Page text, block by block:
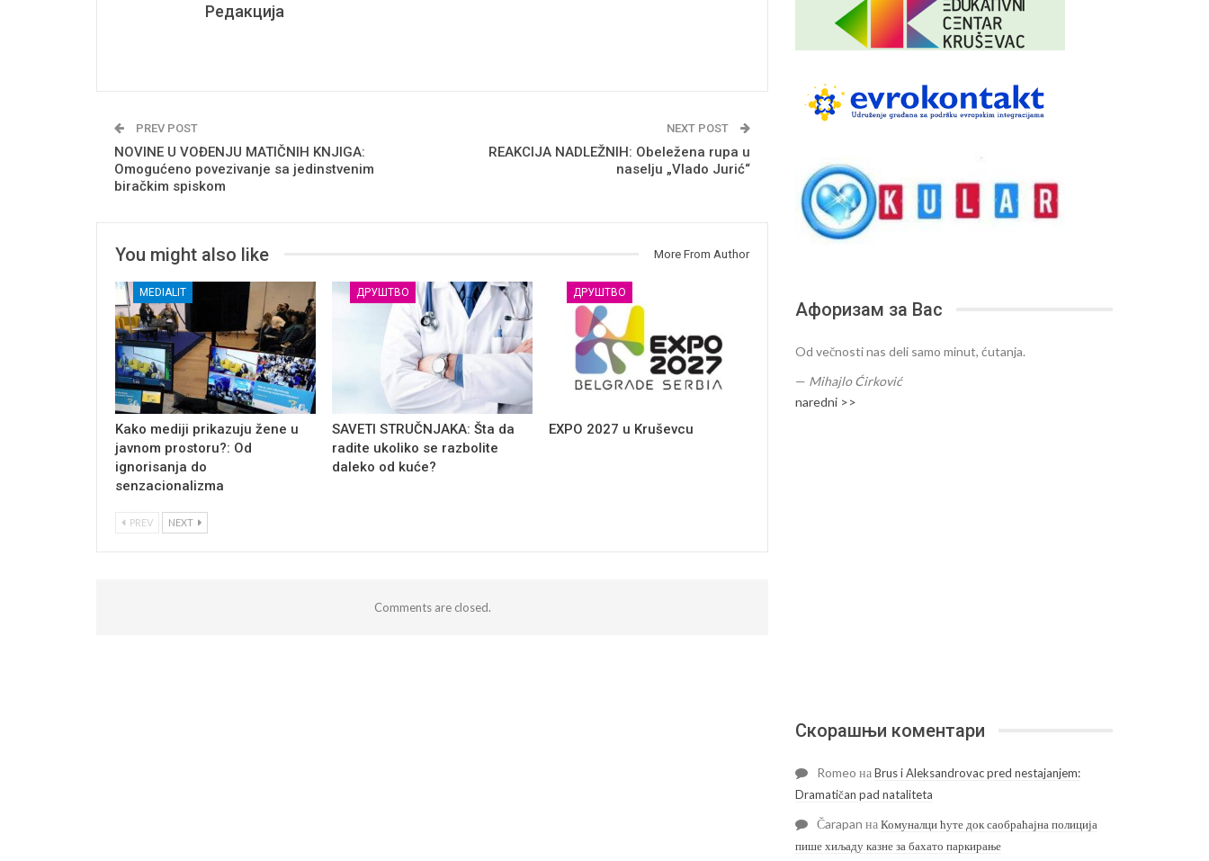
Редакција
PREV POST
NOVINE U VOĐENJU MATIČNIH KNJIGA:
Omogućeno povezivanje sa jedinstvenim
biračkim spiskom
NEXT POST
REAKCIJA NADLEŽNIH: Obeležena rupa u
naselju „Vlado Jurić“
You might also like More From Author
MEDIALIT
Kako mediji prikazuju žene u
javnom prostoru?: Od
ignorisanja do
senzacionalizma
ДРУШТВО
SAVETI STRUČNJAKA: Šta da
radite ukoliko se razbolite
daleko od kuće?
ДРУШТВО
EXPO 2027 u Kruševcu
PREV NEXT
Comments are closed.
Афоризам за Вас
Od večnosti nas deli samo minut, ćutanja.
— Mihajlo Ćirković
naredni >>
Скорашњи коментари
Romeo наBrus i Aleksandrovac pred nestajanjem:
Dramatičan pad nataliteta
Čarapan наКомуналци ћуте док саобраћајна полиција
пише хиљаду казне за бахато паркирање